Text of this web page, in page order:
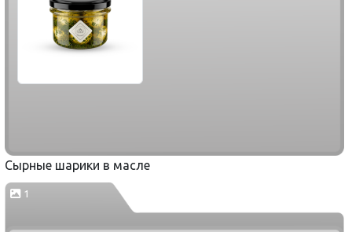
Сырные шарики в масле
1